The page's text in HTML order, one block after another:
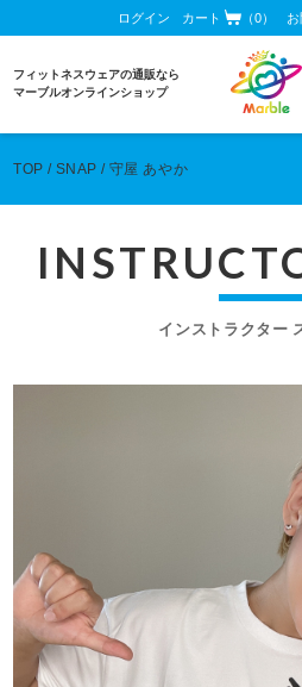
ログイン カート （0）
フィットネスウェアの通販なら
マーブルオンラインショップ
TOP SNAP 守屋 あやか
インストラクター